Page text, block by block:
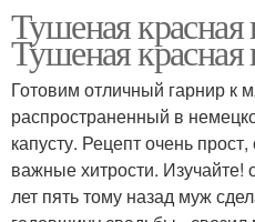
Тушеная красная
Тушеная красная
Готовим отличный гарнир
распространенный в
капусту. Рецепт очень
важные хитрости. Изучайте!
лет пять тому назад муж